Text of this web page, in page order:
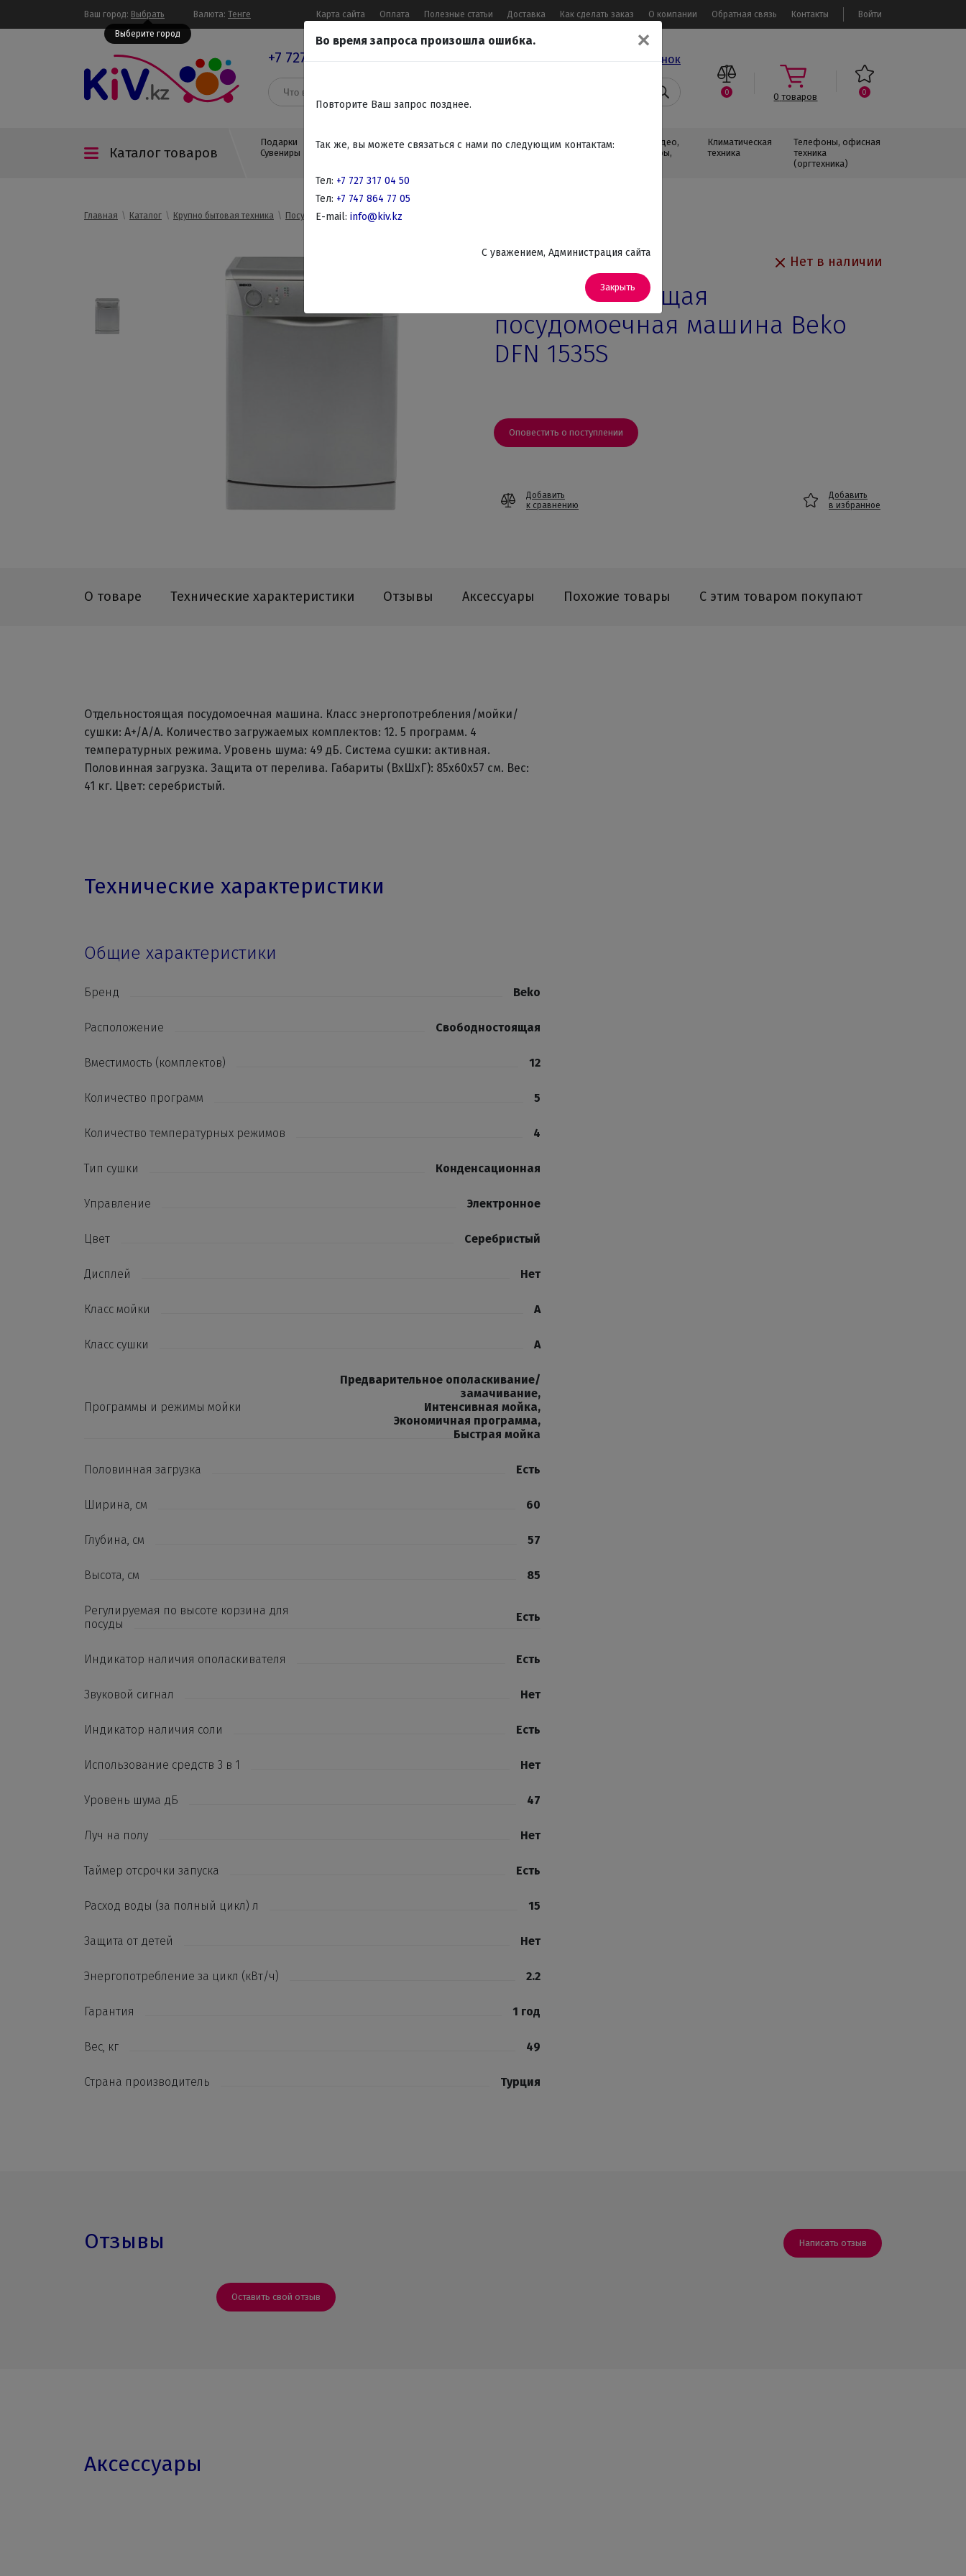
Ваш город: Выбрать Валюта: Тенге Войти
Карта сайта Оплата Полезные статьи Доставка Как сделать заказ О компании Обратная связь Контакты
+7 727 317 04 50 Заказать звонок
0 0 товаров 0
Каталог товаров
Подарки
Сувениры
Встраиваемая
бытовая
Крупно
Мелко
Красота,
Аудио, Видео,
Телевизоры,
Климатическая
техника
Телефоны, офисная
техника
(оргтехника)
Главная Каталог Крупно бытовая техника Посудомоечные машины Посудомоечные машины полноразмерные на 60см
Артикул: DFN-1535S Нет в наличии
Отдельностоящая
посудомоечная машина Beko
DFN 1535S
Оповестить о поступлении
Добавить
к сравнению
Добавить
в избранное
О товаре Технические характеристики Отзывы Аксессуары Похожие товары С этим товаром покупают
Отдельностоящая посудомоечная машина. Класс энергопотребления/мойки/
сушки: А+/А/А. Количество загружаемых комплектов: 12. 5 программ. 4
температурных режима. Уровень шума: 49 дБ. Система сушки: активная.
Половинная загрузка. Защита от перелива. Габариты (ВхШхГ): 85х60х57 см. Вес:
41 кг. Цвет: серебристый.
Технические характеристики
Общие характеристики
Бренд Beko
Расположение Свободностоящая
Вместимость (комплектов) 12
Количество программ 5
Количество температурных режимов 4
Тип сушки Конденсационная
Управление Электронное
Цвет Серебристый
Дисплей Нет
Класс мойки A
Класс сушки A
Программы и режимы мойки
Предварительное ополаскивание/
замачивание,
Интенсивная мойка,
Экономичная программа,
Быстрая мойка
Половинная загрузка Есть
Ширина, см 60
Глубина, см 57
Высота, см 85
Регулируемая по высоте корзина для
посуды
Есть
Индикатор наличия ополаскивателя Есть
Звуковой сигнал Нет
Индикатор наличия соли Есть
Использование средств 3 в 1 Нет
Уровень шума дБ 47
Луч на полу Нет
Таймер отсрочки запуска Есть
Расход воды (за полный цикл) л 15
Защита от детей Нет
Энергопотребление за цикл (кВт/ч) 2.2
Гарантия 1 год
Вес, кг 49
Страна производитель Турция
Отзывы Написать отзыв
Оставить свой отзыв
Аксессуары
✕
Во время запроса произошла ошибка.
Повторите Ваш запрос позднее.
Так же, вы можете связаться с нами по следующим контактам:
Тел: +7 727 317 04 50
Тел: +7 747 864 77 05
E-mail: info@kiv.kz
C уважением, Администрация сайта
Закрыть
Выберите город